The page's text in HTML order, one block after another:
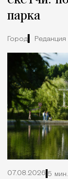
парка
Город
07.08.2026 5